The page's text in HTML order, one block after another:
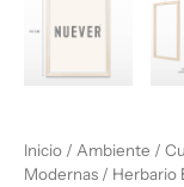
Inicio / Ambiente /
Modernas / Herbario